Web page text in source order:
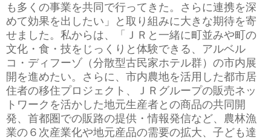
も多くの事業を共同で行ってきた。さらに連携を深
めて効果を出したい」と取り組みに大きな期待を寄
せました。私からは、「ＪＲと一緒に町並みや町の
文化・食・技をじっくりと体験できる、アルベル
コ・ディフーゾ（分散型古民家ホテル群）の市内展
開を進めたい。さらに、市内農地を活用した都市居
住者の移住プロジェクト、ＪＲグループの販売ネッ
トワークを活かした地元生産者との商品の共同開
発、首都圏での販路の提供・情報発信など、農林漁
業の６次産業化や地元産品の需要の拡大、子ども達